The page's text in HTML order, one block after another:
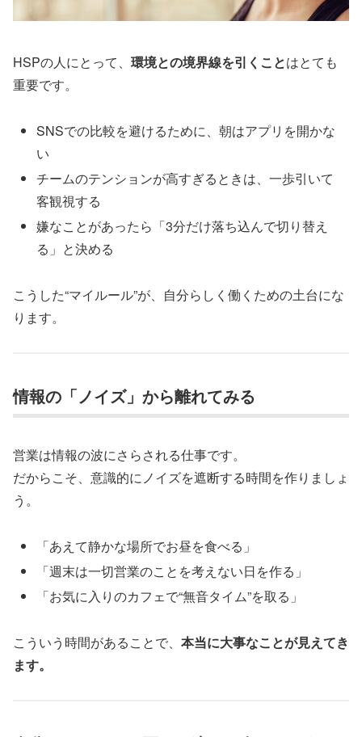
HSPの人にとって、 環境との境界線を引くことはとても
重要です。
SNSでの比較を避けるために、朝はアプリを開かな
い
チームのテンションが高すぎるときは、一歩引いて
客観視する
嫌なことがあったら「3分だけ落ち込んで切り替え
る」と決める
こうした“マイルール”が、自分らしく働くための土台にな
ります。
情報の「ノイズ」から離れてみる
営業は情報の波にさらされる仕事です。
だからこそ、意識的にノイズを遮断する時間を作りましょ
う。
「あえて静かな場所でお昼を食べる」
「週末は一切営業のことを考えない日を作る」
「お気に入りのカフェで“無音タイム”を取る」
こういう時間があることで、 本当に大事なことが見えてき
ます。